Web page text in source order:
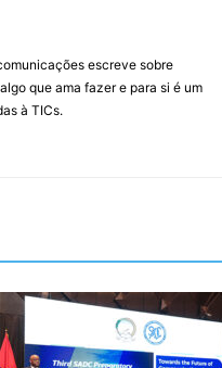
escreve sobre
que ama fazer e para si é um
à TICs.